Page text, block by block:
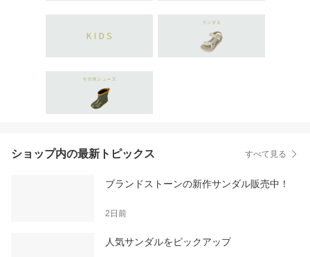
ショップ内の最新トピックス すべて見る
ブランドストーンの新作サンダル販売中！
2日前
人気サンダルをピックアップ